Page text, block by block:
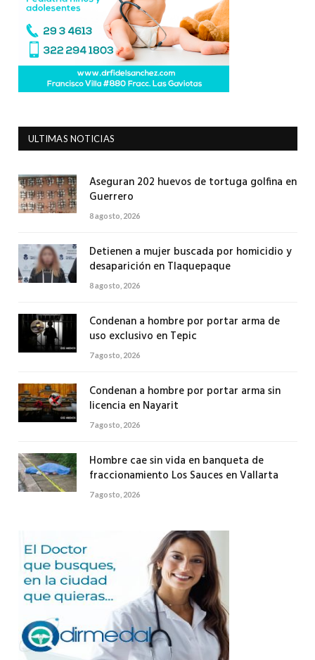
ULTIMAS NOTICIAS
Aseguran 202 huevos de tortuga golfina en
Guerrero
8 agosto, 2026
Detienen a mujer buscada por homicidio y
desaparición en Tlaquepaque
8 agosto, 2026
Condenan a hombre por portar arma de
uso exclusivo en Tepic
7 agosto, 2026
Condenan a hombre por portar arma sin
licencia en Nayarit
7 agosto, 2026
Hombre cae sin vida en banqueta de
fraccionamiento Los Sauces en Vallarta
7 agosto, 2026